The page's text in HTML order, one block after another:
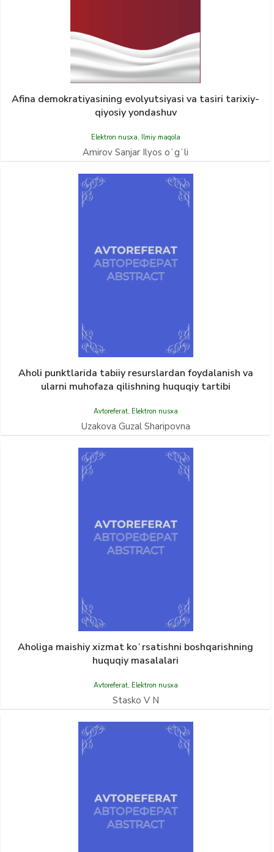
Afina demokratiyasining evolyutsiyasi va tasiri tarixiy-
qiyosiy yondashuv
Elektron nusxa, Ilmiy maqola
Amirov Sanjar Ilyos oʻgʻli
Aholi punktlarida tabiiy resurslardan foydalanish va
ularni muhofaza qilishning huquqiy tartibi
Avtoreferat, Elektron nusxa
Uzakova Guzal Sharipovna
Aholiga maishiy xizmat koʻrsatishni boshqarishning
huquqiy masalalari
Avtoreferat, Elektron nusxa
Stasko V N